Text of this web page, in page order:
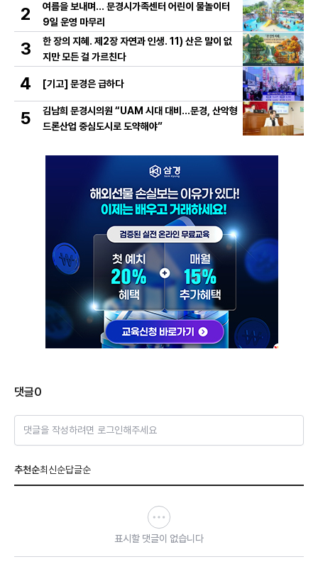
2
여름을 보내며… 문경시가족센터 어린이 물놀이터
9일 운영 마무리
3
한 장의 지혜. 제2장 자연과 인생. 11) 산은 말이 없
지만 모든 걸 가르친다
4 [기고] 문경은 급하다
5
김남희 문경시의원 “UAM 시대 대비…문경, 산악형
드론산업 중심도시로 도약해야”
댓글0
댓글을 작성하려면 로그인해주세요
추천순최신순답글순
표시할 댓글이 없습니다